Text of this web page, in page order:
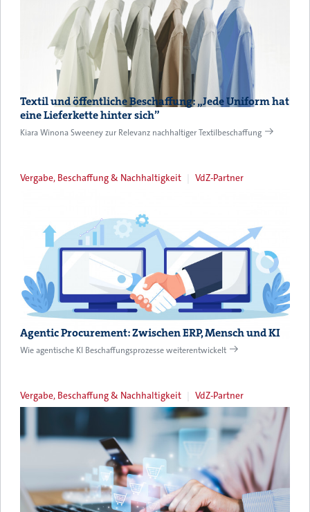
Textil und öffentliche Beschaffung: „Jede Uniform hat
eine Lieferkette hinter sich”
Kiara Winona Sweeney zur Relevanz nachhaltiger Textilbeschaffung
Vergabe, Beschaffung & Nachhaltigkeit VdZ-Partner
Agentic Procurement: Zwischen ERP, Mensch und KI
Wie agentische KI Beschaffungsprozesse weiterentwickelt
Vergabe, Beschaffung & Nachhaltigkeit VdZ-Partner